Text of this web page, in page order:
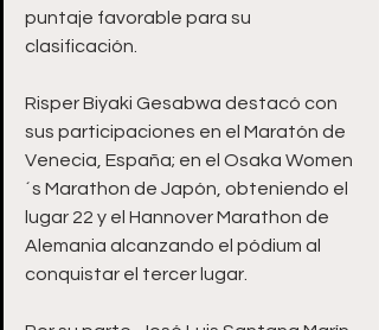
puntaje favorable para su
clasificación.
Risper Biyaki Gesabwa destacó con
sus participaciones en el Maratón de
Venecia, España; en el Osaka Women
´s Marathon de Japón, obteniendo el
lugar 22 y el Hannover Marathon de
Alemania alcanzando el pódium al
conquistar el tercer lugar.